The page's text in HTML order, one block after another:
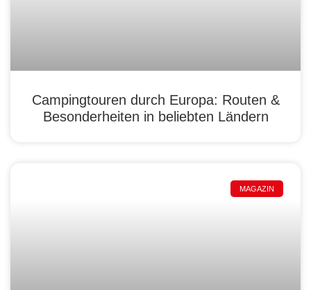
Campingtouren durch Europa: Routen &
Besonderheiten in beliebten Ländern
MAGAZIN